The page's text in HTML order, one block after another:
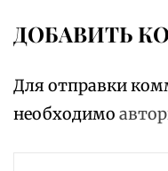
ДОБАВИТЬ
Для отправки
необходимо